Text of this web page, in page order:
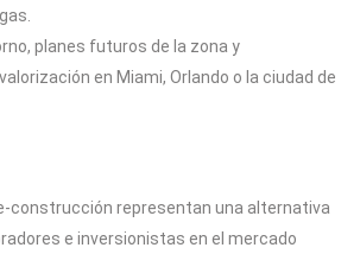
planes futuros de la zona y
en Miami, Orlando o la ciudad de
construcción representan una alternativa
e inversionistas en el mercado